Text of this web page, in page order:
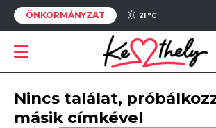
ÖNKORMÁNYZAT 21 °C
Nincs találat,
másik címkével